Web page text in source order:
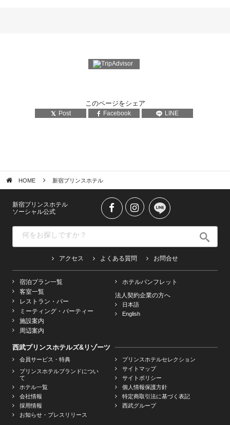
このページをシェア
Post Facebook LINE
HOME 新宿プリンスホテル
新宿プリンスホテル
ソーシャル公式
アクセス よくある質問 お問合せ
宿泊プラン一覧
客室一覧
レストラン・バー
ミーティング・パーティー
施設案内
周辺案内
ホテルパンフレット
法人契約企業の方へ
日本語
English
西武プリンスホテルズ&リゾーツ
会員サービス・特典
プリンスホテルブランドについ
て
ホテル一覧
会社情報
採用情報
お知らせ・プレスリリース
プリンスホテルセレクション
サイトマップ
サイトポリシー
個人情報保護方針
特定商取引法に基づく表記
西武グループ